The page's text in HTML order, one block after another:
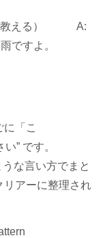
教 え る ） A:
雨ですよ 。
「こ
い” です。
な言い方でまと
リアーに整理され
ttern